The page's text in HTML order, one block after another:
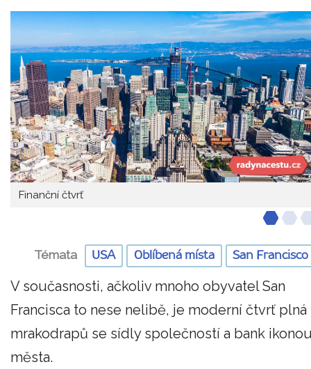
Finanční čtvrť
Témata USA Oblíbená místa San Francisco
V současnosti, ačkoliv mnoho obyvatel San
Francisca to nese nelibě, je moderní čtvrť plná
mrakodrapů se sídly společností a bank
města.